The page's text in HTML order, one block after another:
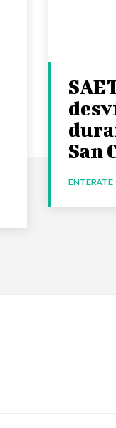
San
ENTERATE